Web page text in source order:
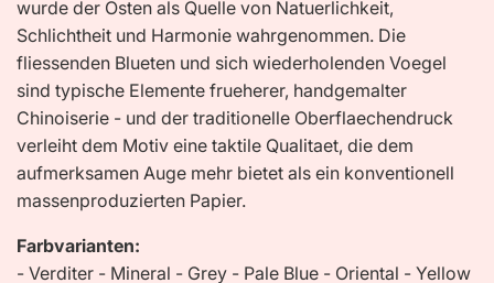
wurde der Osten als Quelle von Natuerlichkeit,
Schlichtheit und Harmonie wahrgenommen. Die
fliessenden Blueten und sich wiederholenden Voegel
sind typische Elemente frueherer, handgemalter
Chinoiserie - und der traditionelle Oberflaechendruck
verleiht dem Motiv eine taktile Qualitaet, die dem
aufmerksamen Auge mehr bietet als ein konventionell
massenproduzierten Papier.
Farbvarianten:
- Verditer - Mineral - Grey - Pale Blue - Oriental - Yellow